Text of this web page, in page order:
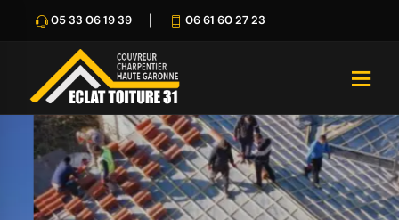
05 33 06 19 39 06 61 60 27 23